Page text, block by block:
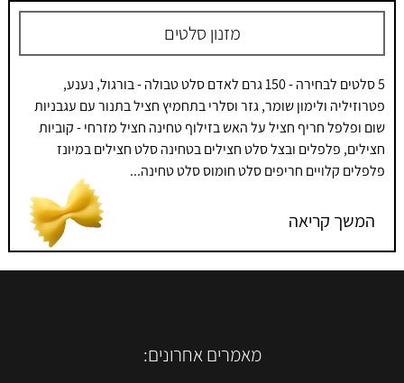
מזנון סלטים
5 סלטים לבחירה - 150 גרם לאדם סלט טבולה - בורגול, נענע,
פטרוזיליה ולימון שומר, גזר וסלרי בתחמיץ חציל בתנור עם עגבניות
שום ופלפל חריף חציל על האש בזילוף טחינה חציל מזרחי - קוביות
חצילים, פלפלים ובצל סלט חצילים בטחינה סלט חצילים במיונז
פלפלים קלויים חריפים סלט חומוס סלט טחינה...
המשך קריאה
מאמרים אחרונים: